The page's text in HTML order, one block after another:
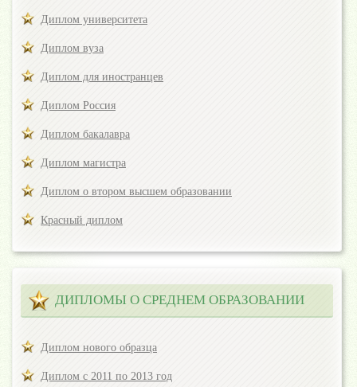
Диплом университета
Диплом вуза
Диплом для иностранцев
Диплом Россия
Диплом бакалавра
Диплом магистра
Диплом о втором высшем образовании
Красный диплом
ДИПЛОМЫ О СРЕДНЕМ ОБРАЗОВАНИИ
Диплом нового образца
Диплом с 2011 по 2013 год